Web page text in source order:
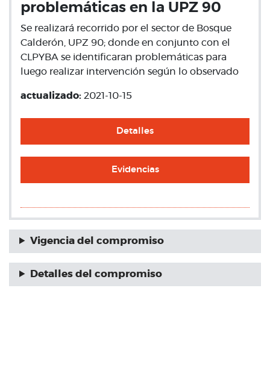
problemáticas en la UPZ 90
Se realizará recorrido por el sector de Bosque
Calderón, UPZ 90; donde en conjunto con el
CLPYBA se identificaran problemáticas para
luego realizar intervención según lo observado
actualizado: 2021-10-15
Detalles
Evidencias
Vigencia del compromiso
Detalles del compromiso